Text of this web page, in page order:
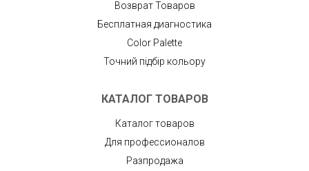
Возврат Товаров
Бесплатная диагностика
Color Palette
Точний підбір кольору
КАТАЛОГ ТОВАРОВ
Каталог товаров
Для профессионалов
Разпродажа